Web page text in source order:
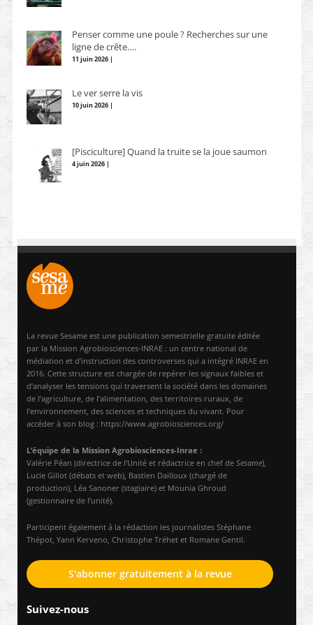
Penser comme une poule ? Recherches sur une
ligne de crête….
11 juin 2026 |
Le ver serre la vis
10 juin 2026 |
[Pisciculture] Quand la truite se la joue saumon
4 juin 2026 |
La revue Sesame est une publication semestrielle gratuite éditée
par la Mission Agrobiosciences-INRAE : un centre national de
médiation et d’instruction des controverses qui a intégré INRAE en
2016. Cette structure est chargée de repérer les signaux faibles et
d’analyser les tensions qui traversent la société dans les domaines
de l’agriculture, de l’alimentation, des territoires ruraux, de
l’environnement, des sciences et techniques du vivant. Pour
accéder à son blog : https://www.agrobiosciences.org/
L’équipe de la Mission Agrobiosciences-Inrae :
Valérie Péan (directrice de l’Unité et rédactrice en chef de Sesame),
Lucie Gillot (débats et web), Bastien Dailloux (chargé de
production), Léa Sanoner (stagiaire) et Mounia Ghroud
(gestionnaire de l’unité).
Participent également à la rédaction les journalistes Stéphane
Thépot, Yann Kerveno, Christophe Tréhet et Romane Gentil.
S'abonner gratuitement à la revue
Suivez-nous